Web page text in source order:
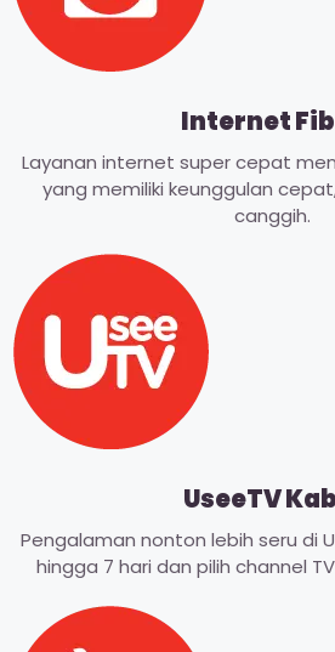
Internet
Layanan internet super cepat
yang memiliki keunggulan
canggih.
UseeTV
Pengalaman nonton lebih seru di
hingga 7 hari dan pilih channel